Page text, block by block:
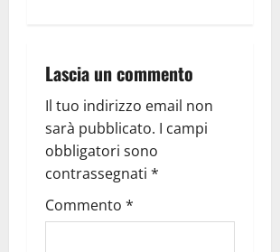
Lascia un commento
Il tuo indirizzo email non
sarà pubblicato. I campi
obbligatori sono
contrassegnati *
Commento *